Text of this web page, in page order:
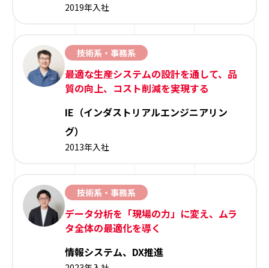
2019年入社
技術系・事務系
最適な生産システムの設計を通して、品
質の向上、コスト削減を実現する
IE（インダストリアルエンジニアリン
グ）
2013年入社
技術系・事務系
データ分析を「現場の力」に変え、ムラ
タ全体の最適化を導く
情報システム、DX推進